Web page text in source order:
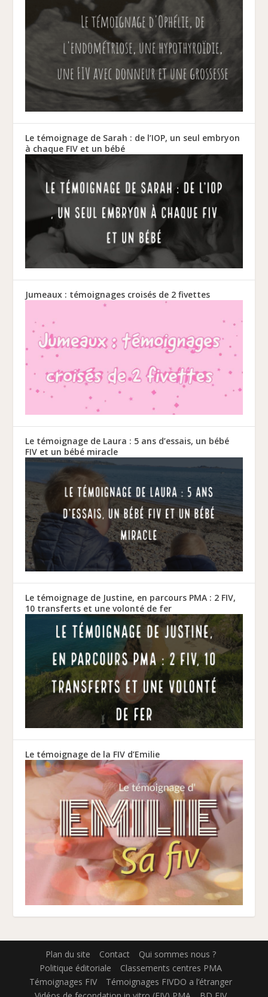
Le témoignage de Sarah : de l’IOP, un seul embryon
à chaque FIV et un bébé
Jumeaux : témoignages croisés de 2 fivettes
Le témoignage de Laura : 5 ans d’essais, un bébé
FIV et un bébé miracle
Le témoignage de Justine, en parcours PMA : 2 FIV,
10 transferts et une volonté de fer
Le témoignage de la FIV d’Emilie
Plan du site Contact
Qui sommes nous ?
Politique éditoriale
Classements centres PMA
Témoignages FIV
Témoignages FIVDO a l’étranger